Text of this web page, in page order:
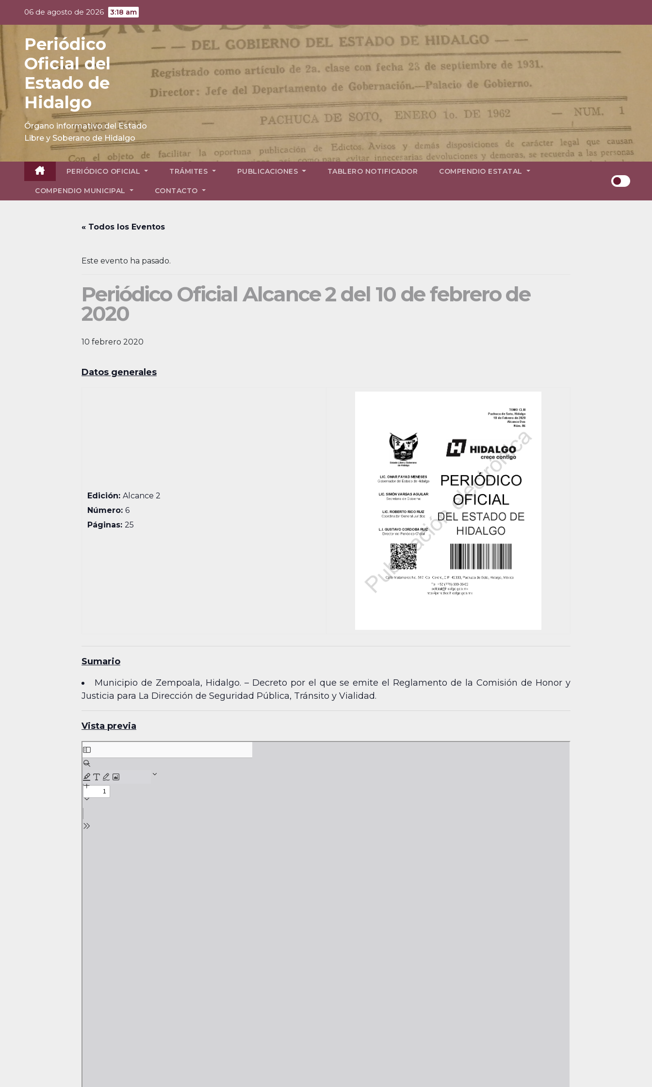
06 de agosto de 2026 3:18 am
Periódico
Oficial del
Estado de
Hidalgo
Órgano informativo del Estado
Libre y Soberano de Hidalgo
PERIÓDICO OFICIAL TRÁMITES PUBLICACIONES TABLERO NOTIFICADOR COMPENDIO ESTATAL
COMPENDIO MUNICIPAL CONTACTO
« Todos los Eventos
Este evento ha pasado.
Periódico Oficial Alcance 2 del 10 de febrero de
2020
10 febrero 2020
Datos generales
Edición:Alcance 2
Número:6
Páginas:25
Sumario
Municipio de Zempoala, Hidalgo. – Decreto por el que se emite el Reglamento de la Comisión de Honor y
Justicia para La Dirección de Seguridad Pública, Tránsito y Vialidad.
Vista previa
Skip
to
PDF
content